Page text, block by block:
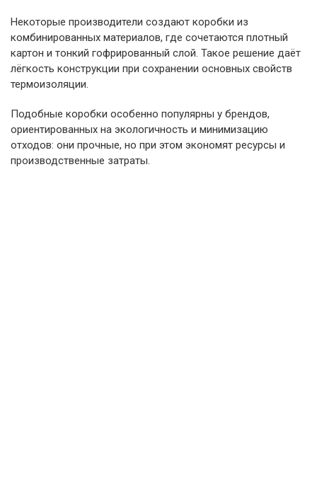
Некоторые производители создают коробки из
комбинированных материалов, где сочетаются плотный
картон и тонкий гофрированный слой. Такое решение даёт
лёгкость конструкции при сохранении основных свойств
термоизоляции.
Подобные коробки особенно популярны у брендов,
ориентированных на экологичность и минимизацию
отходов: они прочные, но при этом экономят ресурсы и
производственные затраты.